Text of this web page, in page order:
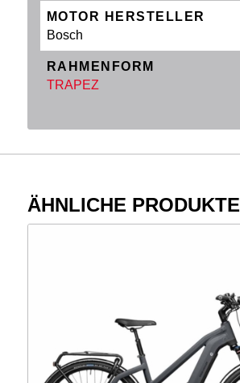
MOTOR HERSTELLER
Bosch
RAHMENFORM
TRAPEZ
ÄHNLICHE PRODUKTE